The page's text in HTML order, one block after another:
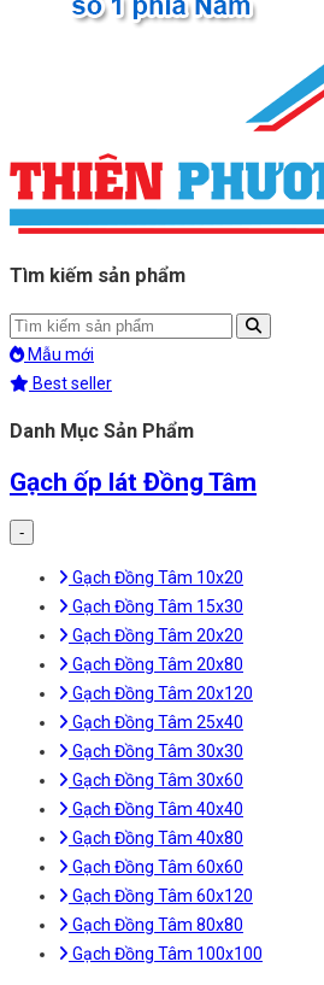
Tìm kiếm sản phẩm
Mẫu mới
Best seller
Danh Mục Sản Phẩm
Gạch ốp lát Đồng Tâm
-
Gạch Đồng Tâm 10x20
Gạch Đồng Tâm 15x30
Gạch Đồng Tâm 20x20
Gạch Đồng Tâm 20x80
Gạch Đồng Tâm 20x120
Gạch Đồng Tâm 25x40
Gạch Đồng Tâm 30x30
Gạch Đồng Tâm 30x60
Gạch Đồng Tâm 40x40
Gạch Đồng Tâm 40x80
Gạch Đồng Tâm 60x60
Gạch Đồng Tâm 60x120
Gạch Đồng Tâm 80x80
Gạch Đồng Tâm 100x100